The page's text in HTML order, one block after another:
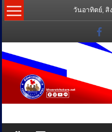
Skip
to
วันอาทิตย์, สิ
สำนัก